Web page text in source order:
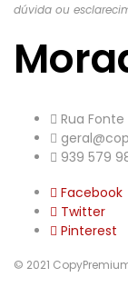
dúvida ou
Rua
939 579
Facebook
Twitter
Pinterest
© 2021